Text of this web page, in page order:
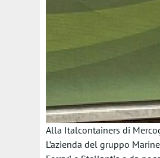
Alla Italcontainers di
L’azienda del gruppo